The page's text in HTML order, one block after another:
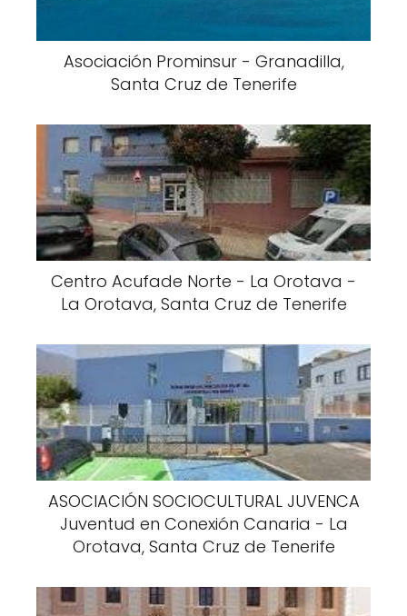
Asociación Prominsur - Granadilla,
Santa Cruz de Tenerife
Centro Acufade Norte - La Orotava -
La Orotava, Santa Cruz de Tenerife
ASOCIACIÓN SOCIOCULTURAL JUVENCA
Juventud en Conexión Canaria - La
Orotava, Santa Cruz de Tenerife